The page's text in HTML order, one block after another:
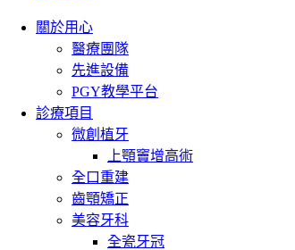
關於用心
醫療團隊
先進設備
PGY教學平台
診療項目
微創植牙
上顎竇增高術
全口重建
齒顎矯正
美容牙科
全瓷牙冠